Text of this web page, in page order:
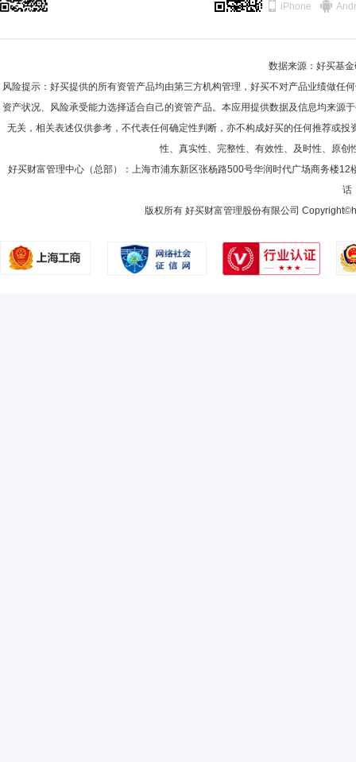
iPhone
数据来源：好买基
风险提示：好买提供的所有资管产品均由第三方机构管理，好买不对产品业绩做
资产状况、风险承受能力选择适合自己的资管产品。本应用提供数据及信息均来
无关，相关表述仅供参考，不代表任何确定性判断，亦不构成好买的任何推荐或
性、真实性、完整性、有效性、及时性、原
好买财富管理中心（总部）：上海市浦东新区张杨路500号华润时代广场商务楼12
话
版权所有 好买财富管理股份有限公司